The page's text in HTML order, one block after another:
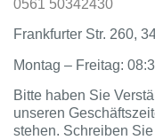
0561 50342430
Frankfurter Str. 260,
Montag – Freitag:
Bitte haben Sie
unseren
stehen. Schreiben